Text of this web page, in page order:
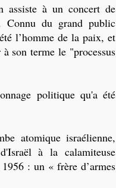
assiste à un concert de
Connu du grand public
l’homme de la paix, et
son terme le "processus
politique qu'a été
atomique israélienne,
à la calamiteuse
: un « frère d’armes